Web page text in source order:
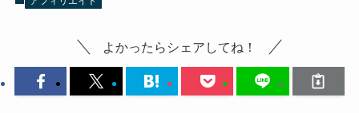
よかったらシェアしてね！